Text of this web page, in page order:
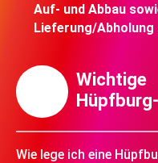
Auf- und Abbau
Lieferung/Abholung
Wichtige
Wie lege ich eine